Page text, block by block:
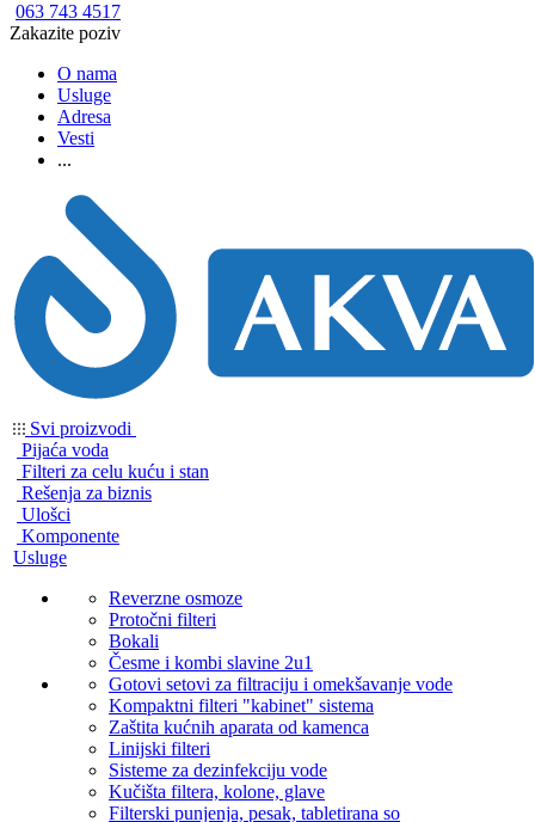
063 743 4517
Zakazite poziv
O nama
Usluge
Adresa
Vesti
...
Svi proizvodi
Pijaća voda
Filteri za celu kuću i stan
Rešenja za biznis
Ulošci
Komponente
Usluge
Reverzne osmoze
Protočni filteri
Bokali
Česme i kombi slavine 2u1
Gotovi setovi za filtraciju i omekšavanje vode
Kompaktni filteri "kabinet" sistema
Zaštita kućnih aparata od kamenca
Linijski filteri
Sisteme za dezinfekciju vode
Kučišta filtera, kolone, glave
Filterski punjenja, pesak, tabletirana so